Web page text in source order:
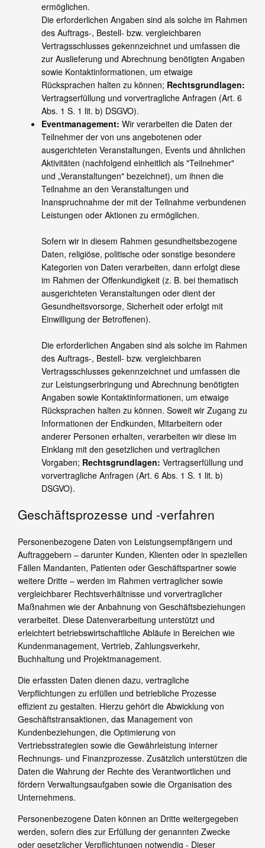
ermöglichen.
Die erforderlichen Angaben sind als solche im Rahmen
des Auftrags-, Bestell- bzw. vergleichbaren
Vertragsschlusses gekennzeichnet und umfassen die
zur Auslieferung und Abrechnung benötigten Angaben
sowie Kontaktinformationen, um etwaige
Rücksprachen halten zu können; Rechtsgrundlagen:
Vertragserfüllung und vorvertragliche Anfragen (Art. 6
Abs. 1 S. 1 lit. b) DSGVO).
Eventmanagement: Wir verarbeiten die Daten der
Teilnehmer der von uns angebotenen oder
ausgerichteten Veranstaltungen, Events und ähnlichen
Aktivitäten (nachfolgend einheitlich als "Teilnehmer"
und „Veranstaltungen" bezeichnet), um ihnen die
Teilnahme an den Veranstaltungen und
Inanspruchnahme der mit der Teilnahme verbundenen
Leistungen oder Aktionen zu ermöglichen.
Sofern wir in diesem Rahmen gesundheitsbezogene
Daten, religiöse, politische oder sonstige besondere
Kategorien von Daten verarbeiten, dann erfolgt diese
im Rahmen der Offenkundigkeit (z. B. bei thematisch
ausgerichteten Veranstaltungen oder dient der
Gesundheitsvorsorge, Sicherheit oder erfolgt mit
Einwilligung der Betroffenen).
Die erforderlichen Angaben sind als solche im Rahmen
des Auftrags-, Bestell- bzw. vergleichbaren
Vertragsschlusses gekennzeichnet und umfassen die
zur Leistungserbringung und Abrechnung benötigten
Angaben sowie Kontaktinformationen, um etwaige
Rücksprachen halten zu können. Soweit wir Zugang zu
Informationen der Endkunden, Mitarbeitern oder
anderer Personen erhalten, verarbeiten wir diese im
Einklang mit den gesetzlichen und vertraglichen
Vorgaben; Rechtsgrundlagen: Vertragserfüllung und
vorvertragliche Anfragen (Art. 6 Abs. 1 S. 1 lit. b)
DSGVO).
Geschäftsprozesse und -verfahren
Personenbezogene Daten von Leistungsempfängern und
Auftraggebern – darunter Kunden, Klienten oder in speziellen
Fällen Mandanten, Patienten oder Geschäftspartner sowie
weitere Dritte – werden im Rahmen vertraglicher sowie
vergleichbarer Rechtsverhältnisse und vorvertraglicher
Maßnahmen wie der Anbahnung von Geschäftsbeziehungen
verarbeitet. Diese Datenverarbeitung unterstützt und
erleichtert betriebswirtschaftliche Abläufe in Bereichen wie
Kundenmanagement, Vertrieb, Zahlungsverkehr,
Buchhaltung und Projektmanagement.
Die erfassten Daten dienen dazu, vertragliche
Verpflichtungen zu erfüllen und betriebliche Prozesse
effizient zu gestalten. Hierzu gehört die Abwicklung von
Geschäftstransaktionen, das Management von
Kundenbeziehungen, die Optimierung von
Vertriebsstrategien sowie die Gewährleistung interner
Rechnungs- und Finanzprozesse. Zusätzlich unterstützen die
Daten die Wahrung der Rechte des Verantwortlichen und
fördern Verwaltungsaufgaben sowie die Organisation des
Unternehmens.
Personenbezogene Daten können an Dritte weitergegeben
werden, sofern dies zur Erfüllung der genannten Zwecke
oder gesetzlicher Verpflichtungen notwendig - Dieser